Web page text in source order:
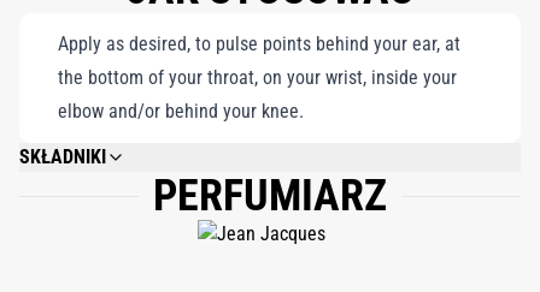
Apply as desired, to pulse points behind your ear, at
the bottom of your throat, on your wrist, inside your
elbow and/or behind your knee.
SKŁADNIKI
ALCOHOL DENAT., FRAGRANCE/PARFUM, WATER/AQUA, LIMONENE,
ETHYLHEXYL METHOXYCINNAMATE, LINALOOL, HYDROXYCITRONELLAL,
BENZYL SALICYLATE, DIETHYLAMINO HYDROXYBENZOYL HEXYL
PERFUMIARZ